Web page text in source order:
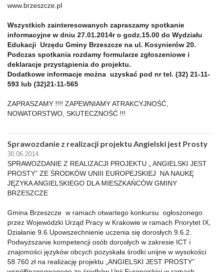
www.brzeszcze.pl
Wszystkich zainteresowanych zapraszamy spotkanie
informacyjne w dniu 27.01.2014r o godz.15.00 do Wydziału
Edukacji Urzędu Gminy Brzeszcze na ul. Kosynierów 20.
Podczas spotkania rozdamy formularze zgłoszeniowe i
deklaracje przystąpienia do projektu.
Dodatkowe informacje można uzyskać pod nr tel. (32) 21-11-
593 lub (32)21-11-565
ZAPRASZAMY !!!! ZAPEWNIAMY ATRAKCYJNOŚĆ,
NOWATORSTWO, SKUTECZNOŚĆ !!!
Sprawozdanie z realizacji projektu Angielski jest Prosty
30.06.2014
SPRAWOZDANIE Z REALIZACJI PROJEKTU „ ANGIELSKI JEST
PROSTY” ZE ŚRODKÓW UNIII EUROPEJSKIEJ NA NAUKĘ
JĘZYKA ANGIELSKIEGO DLA MIESZKAŃCÓW GMINY
BRZESZCZE
Gmina Brzeszcze w ramach otwartego konkursu ogłoszonego
przez Wojewódzki Urząd Pracy w Krakowie w ramach Priorytet IX,
Działanie 9.6 Upowszechnienie uczenia się dorosłych 9.6.2.
Podwyższanie kompetencji osób dorosłych w zakresie ICT i
znajomości języków obcych pozyskała środki unijne w wysokości
58.760 zł na realizację projektu „ANGIELSKI JEST PROSTY”